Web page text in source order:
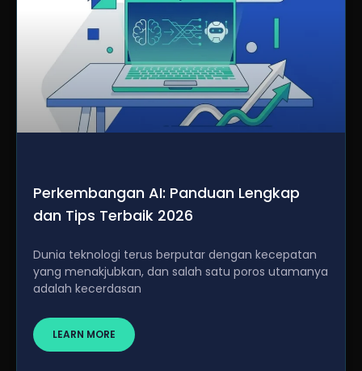
Perkembangan AI: Panduan Lengkap
dan Tips Terbaik 2026
Dunia teknologi terus berputar dengan kecepatan
yang menakjubkan, dan salah satu poros utamanya
adalah kecerdasan
LEARN MORE